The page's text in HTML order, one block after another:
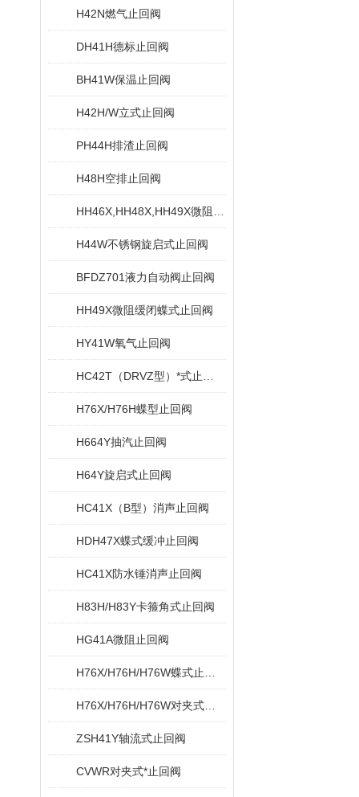
H42N燃气止回阀
DH41H德标止回阀
BH41W保温止回阀
H42H/W立式止回阀
PH44H排渣止回阀
H48H空排止回阀
H44W不锈钢旋启式止回阀
BFDZ701液力自动阀止回阀
HH49X微阻缓闭蝶式止回阀
HY41W氧气止回阀
H76X/H76H蝶型止回阀
H664Y抽汽止回阀
H64Y旋启式止回阀
HC41X（B型）消声止回阀
HDH47X蝶式缓冲止回阀
HC41X防水锤消声止回阀
H83H/H83Y卡箍角式止回阀
HG41A微阻止回阀
ZSH41Y轴流式止回阀
CVWR对夹式*止回阀